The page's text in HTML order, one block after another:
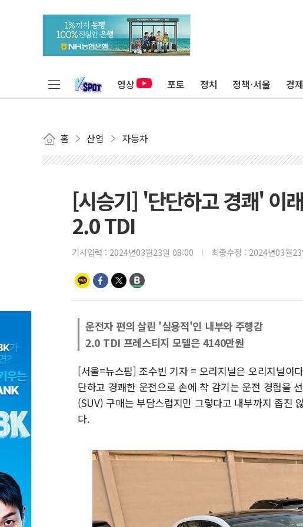
영상 포토 정치 정책·서울 경제
홈 산업 자동차
[시승기] '단단하고 경쾌' 이
2.0 TDI
기사입력 : 2024년03월23일 08:00 최종수정 : 2024년03월
운전자 편의 살린 '실용적'인 내부와 주행감
2.0 TDI 프레스티지 모델은 4140만원
[서울=뉴스핌] 조수빈 기자 = 오리지널은 오리지널이
단하고 경쾌한 운전으로 손에 착 감기는 운전 경험을
(SUV) 구매는 부담스럽지만 그렇다고 내부까지 좁진
다.